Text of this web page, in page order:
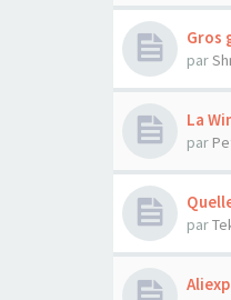
Gros
par
La
par
par